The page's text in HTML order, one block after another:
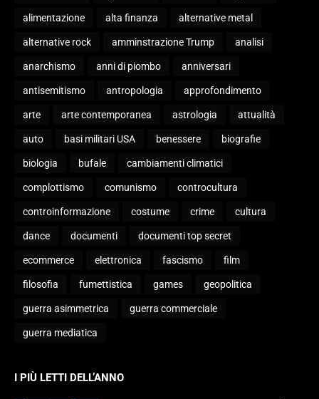
alimentazione alta finanza alternative metal
alternative rock amminstrazione Trump analisi
anarchismo anni di piombo anniversari
antisemitismo antropologia approfondimento
arte arte contemporanea astrologia attualità
auto basi militari USA benessere biografie
biologia bufale cambiamenti climatici
complottismo comunismo controcultura
controinformazione costume crime cultura
dance documenti documenti top secret
ecommerce elettronica fascismo film
filosofia fumettistica games geopolitica
guerra asimmetrica guerra commerciale
guerra mediatica
I PIÙ LETTI DELL’ANNO